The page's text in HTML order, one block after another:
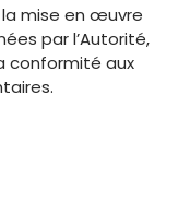
mise en œuvre
par l’Autorité,
conformité aux